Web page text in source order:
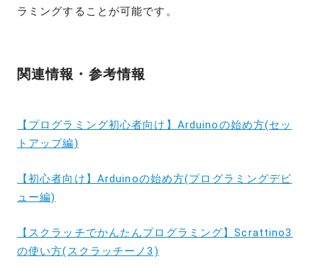
ラミングすることが可能です。
関連情報・参考情報
【プログラミング初心者向け】Arduinoの始め方(セッ
トアップ編)
【初心者向け】Arduinoの始め方(プログラミングデビ
ュー編)
【スクラッチでかんたんプログラミング】Scrattino3
の使い方(スクラッチーノ3)